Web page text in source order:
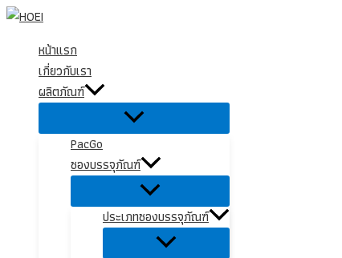
Skip
contentหน้าแรก
เกี่ยวกับเรา
ผลิตภัณฑ์
PacGo
ซองบรรจุภัณฑ์
ประเภทซองบรรจุภัณฑ์